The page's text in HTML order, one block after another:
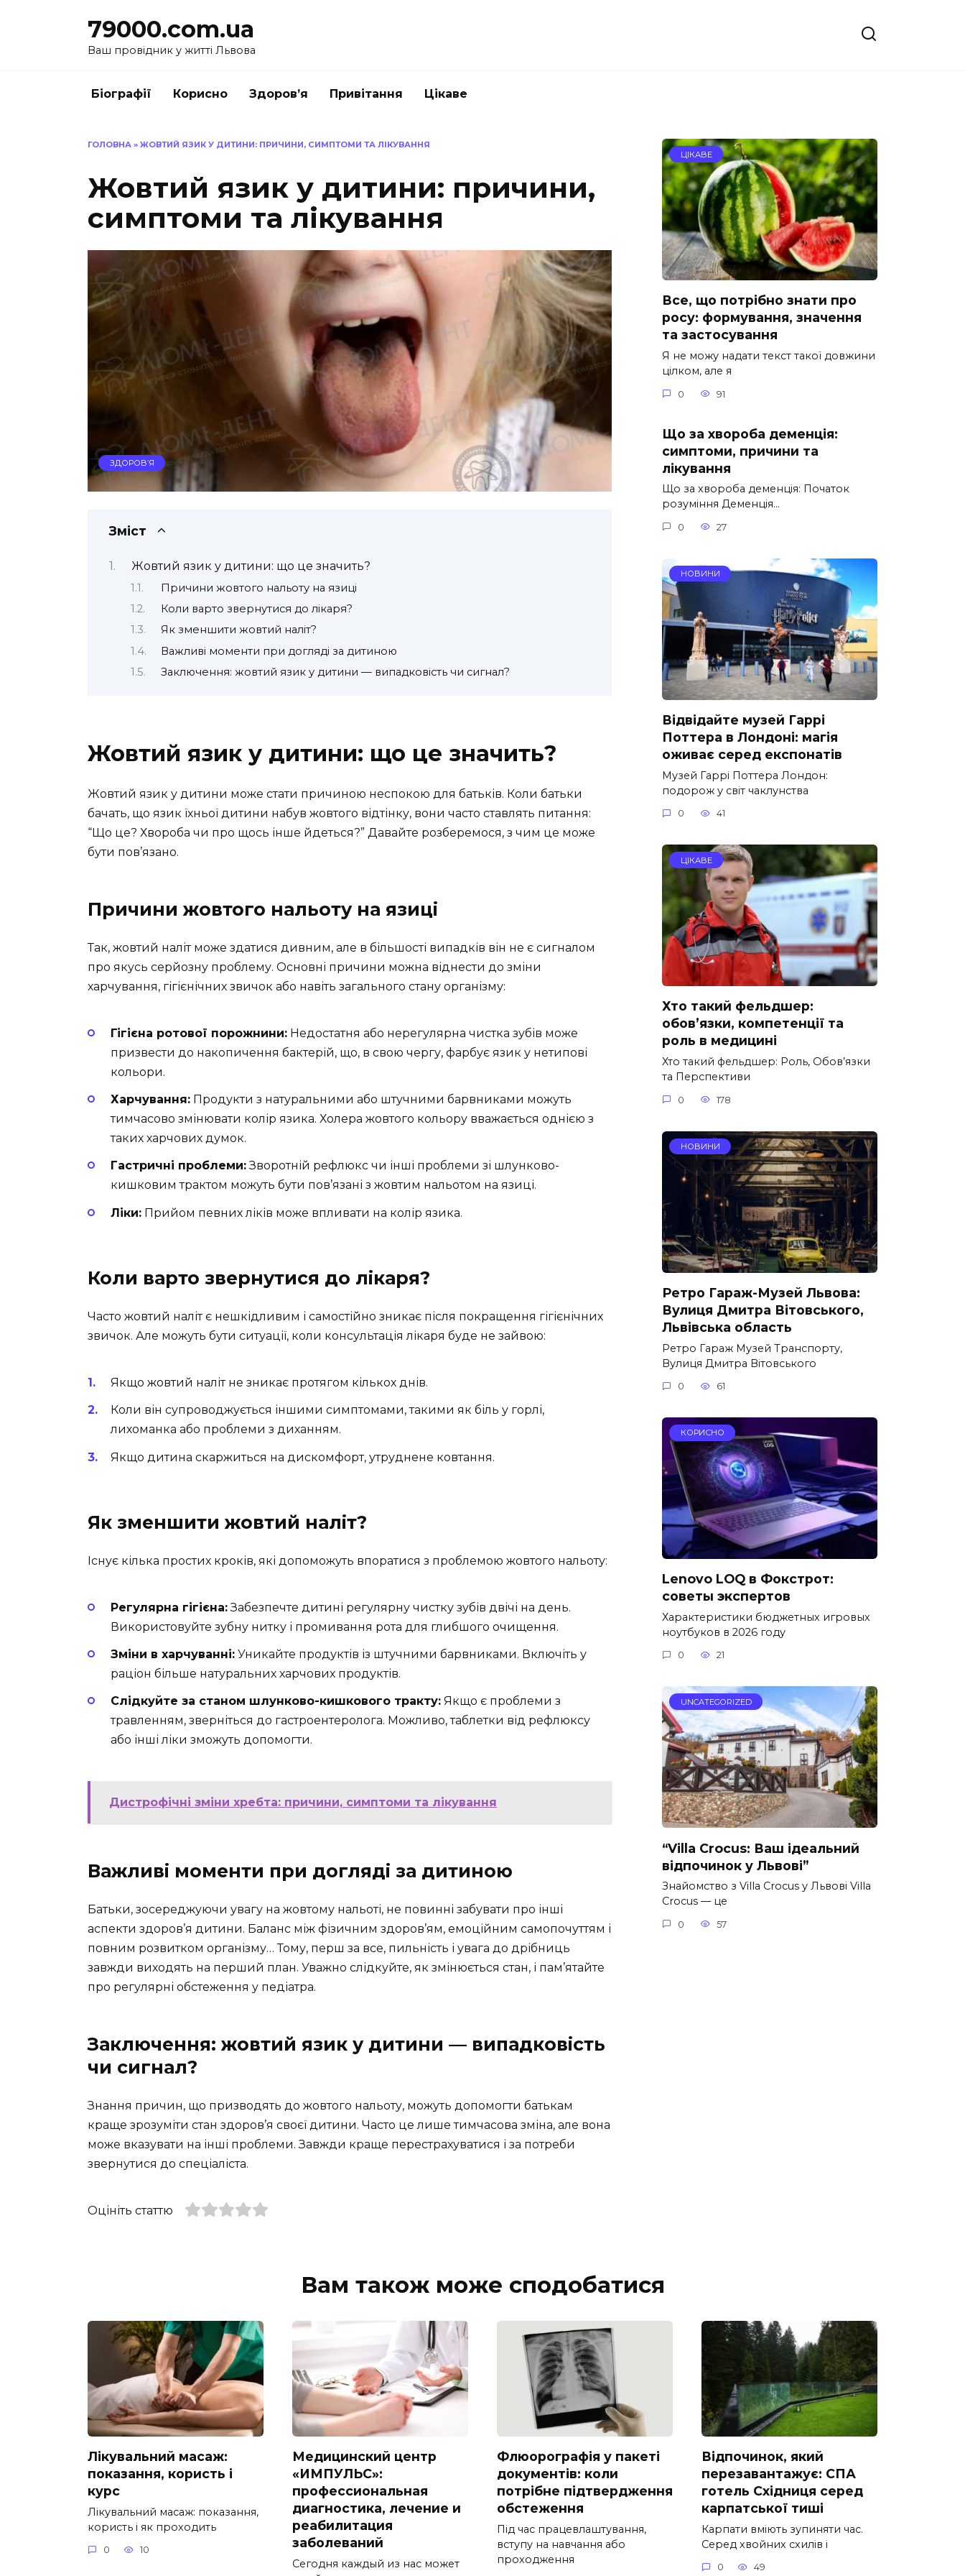
79000.com.ua
Ваш провідник у житті Львова
Біографії Корисно Здоров’я Привітання Цікаве
ГОЛОВНА » ЖОВТИЙ ЯЗИК У ДИТИНИ: ПРИЧИНИ, СИМПТОМИ ТА ЛІКУВАННЯ
Жовтий язик у дитини: причини,
симптоми та лікування
ЗДОРОВ’Я
Зміст
Жовтий язик у дитини: що це значить?
Причини жовтого нальоту на язиці
Коли варто звернутися до лікаря?
Як зменшити жовтий наліт?
Важливі моменти при догляді за дитиною
Заключення: жовтий язик у дитини — випадковість чи сигнал?
Жовтий язик у дитини: що це значить?
Жовтий язик у дитини може стати причиною неспокою для батьків. Коли батьки
бачать, що язик їхньої дитини набув жовтого відтінку, вони часто ставлять питання:
“Що це? Хвороба чи про щось інше йдеться?” Давайте розберемося, з чим це може
бути пов’язано.
Причини жовтого нальоту на язиці
Так, жовтий наліт може здатися дивним, але в більшості випадків він не є сигналом
про якусь серйозну проблему. Основні причини можна віднести до зміни
харчування, гігієнічних звичок або навіть загального стану організму:
Гігієна ротової порожнини: Недостатня або нерегулярна чистка зубів може
призвести до накопичення бактерій, що, в свою чергу, фарбує язик у нетипові
кольори.
Харчування: Продукти з натуральними або штучними барвниками можуть
тимчасово змінювати колір язика. Холера жовтого кольору вважається однією з
таких харчових думок.
Гастричні проблеми:Зворотній рефлюкс чи інші проблеми зі шлунково-
кишковим трактом можуть бути пов’язані з жовтим нальотом на язиці.
Ліки: Прийом певних ліків може впливати на колір язика.
Коли варто звернутися до лікаря?
Часто жовтий наліт є нешкідливим і самостійно зникає після покращення гігієнічних
звичок. Але можуть бути ситуації, коли консультація лікаря буде не зайвою:
Якщо жовтий наліт не зникає протягом кількох днів.
Коли він супроводжується іншими симптомами, такими як біль у горлі,
лихоманка або проблеми з диханням.
Якщо дитина скаржиться на дискомфорт, утруднене ковтання.
Як зменшити жовтий наліт?
Існує кілька простих кроків, які допоможуть впоратися з проблемою жовтого нальоту:
Регулярна гігієна:Забезпечте дитині регулярну чистку зубів двічі на день.
Використовуйте зубну нитку і промивання рота для глибшого очищення.
Зміни в харчуванні: Уникайте продуктів із штучними барвниками. Включіть у
раціон більше натуральних харчових продуктів.
Слідкуйте за станом шлунково-кишкового тракту: Якщо є проблеми з
травленням, зверніться до гастроентеролога. Можливо, таблетки від рефлюксу
або інші ліки зможуть допомогти.
Дистрофічні зміни хребта: причини, симптоми та лікування
Важливі моменти при догляді за дитиною
Батьки, зосереджуючи увагу на жовтому нальоті, не повинні забувати про інші
аспекти здоров’я дитини. Баланс між фізичним здоров’ям, емоційним самопочуттям і
повним розвитком організму… Тому, перш за все, пильність і увага до дрібниць
завжди виходять на перший план. Уважно слідкуйте, як змінюється стан, і пам’ятайте
про регулярні обстеження у педіатра.
Заключення: жовтий язик у дитини — випадковість
чи сигнал?
Знання причин, що призводять до жовтого нальоту, можуть допомогти батькам
краще зрозуміти стан здоров’я своєї дитини. Часто це лише тимчасова зміна, але вона
може вказувати на інші проблеми. Завжди краще перестрахуватися і за потреби
звернутися до спеціаліста.
Оцініть статтю
ЦІКАВЕ
Все, що потрібно знати про
росу: формування, значення
та застосування
Я не можу надати текст такої довжини
цілком, але я
0 91
Що за хвороба деменція:
симптоми, причини та
лікування
Що за хвороба деменція: Початок
розуміння Деменція…
0 27
НОВИНИ
Відвідайте музей Гаррі
Поттера в Лондоні: магія
оживає серед експонатів
Музей Гаррі Поттера Лондон:
подорож у світ чаклунства
0 41
ЦІКАВЕ
Хто такий фельдшер:
обов’язки, компетенції та
роль в медицині
Хто такий фельдшер: Роль, Обов’язки
та Перспективи
0 178
НОВИНИ
Ретро Гараж-Музей Львова:
Вулиця Дмитра Вітовського,
Львівська область
Ретро Гараж Музей Транспорту,
Вулиця Дмитра Вітовського
0 61
КОРИСНО
Lenovo LOQ в Фокстрот:
советы экспертов
Характеристики бюджетных игровых
ноутбуков в 2026 году
0 21
UNCATEGORIZED
“Villa Crocus: Ваш ідеальний
відпочинок у Львові”
Знайомство з Villa Crocus у Львові Villa
Crocus — це
0 57
Вам також може сподобатися
Лікувальний масаж:
показання, користь і
курс
Лікувальний масаж: показання,
користь і як проходить
0 10
Медицинский центр
«ИМПУЛЬС»:
профессиональная
диагностика, лечение и
реабилитация
заболеваний
Сегодня каждый из нас может
Флюорографія у пакеті
документів: коли
потрібне підтвердження
обстеження
Під час працевлаштування,
вступу на навчання або
проходження
Відпочинок, який
перезавантажує: СПА
готель Східниця серед
карпатської тиші
Карпати вміють зупиняти час.
Серед хвойних схилів і
0 49